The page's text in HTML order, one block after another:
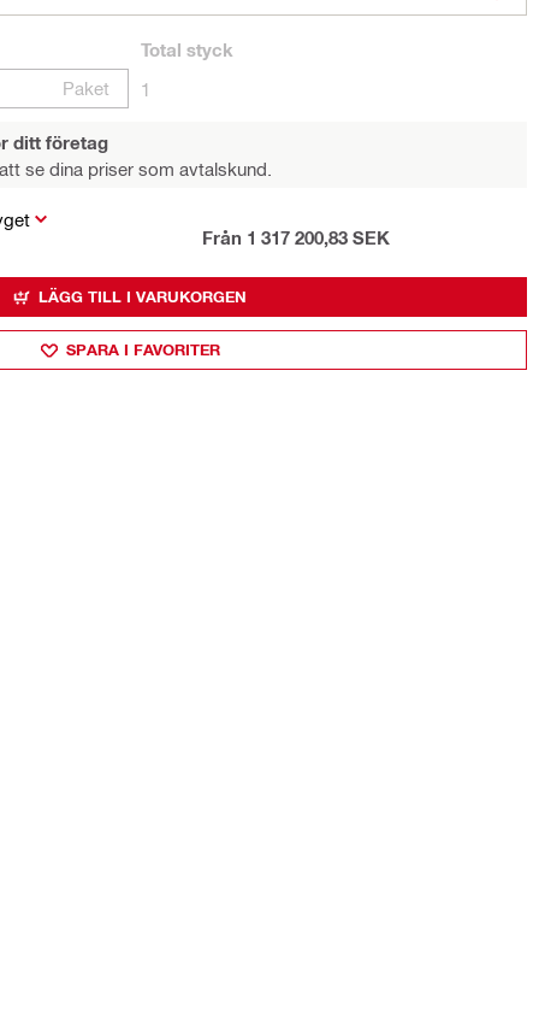
Paket
Total styck
1
ditt företag
se dina priser som avtalskund.
Från 1 317 200,83 SEK
LÄGG TILL I VARUKORGEN
SPARA I FAVORITER